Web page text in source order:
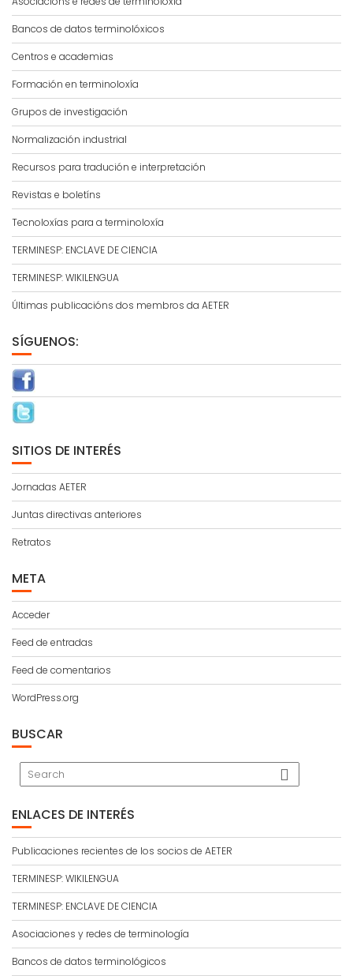
Bancos de datos terminolóxicos
Centros e academias
Formación en terminoloxía
Grupos de investigación
Normalización industrial
Recursos para tradución e interpretación
Revistas e boletíns
Tecnoloxías para a terminoloxía
TERMINESP: ENCLAVE DE CIENCIA
TERMINESP: WIKILENGUA
Últimas publicacións dos membros da AETER
SÍGUENOS:
SITIOS DE INTERÉS
Jornadas AETER
Juntas directivas anteriores
Retratos
META
Acceder
Feed de entradas
Feed de comentarios
WordPress.org
BUSCAR
ENLACES DE INTERÉS
Publicaciones recientes de los socios de AETER
TERMINESP: WIKILENGUA
TERMINESP: ENCLAVE DE CIENCIA
Asociaciones y redes de terminología
Bancos de datos terminológicos